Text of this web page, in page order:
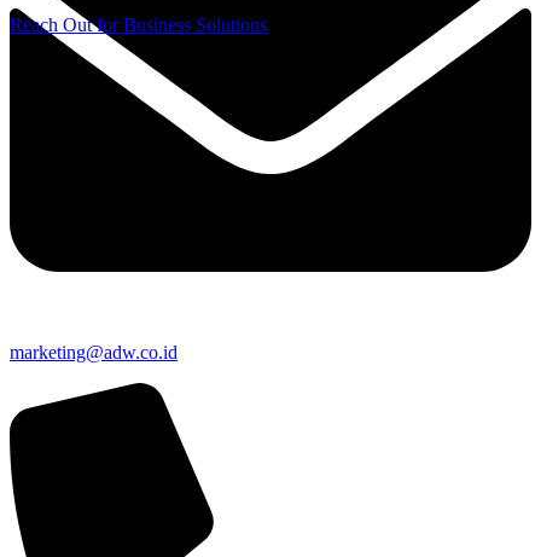
Reach Out for Business Solutions
marketing@adw.co.id